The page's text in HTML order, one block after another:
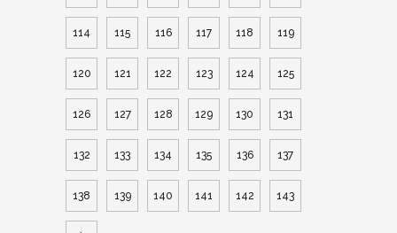
114 115 116 117 118 119
120 121 122 123 124 125
126 127 128 129 130 131
132 133 134 135 136 137
138 139 140 141 142 143